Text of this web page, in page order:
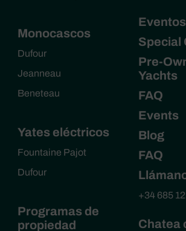
Monocascos
Dufour
Jeanneau
Beneteau
Yates eléctricos
Fountaine Pajot
Dufour
Programas de
propiedad
Eventos
Special
Pre-
Yachts
FAQ
Events
Blog
FAQ
+34 685
Chatea